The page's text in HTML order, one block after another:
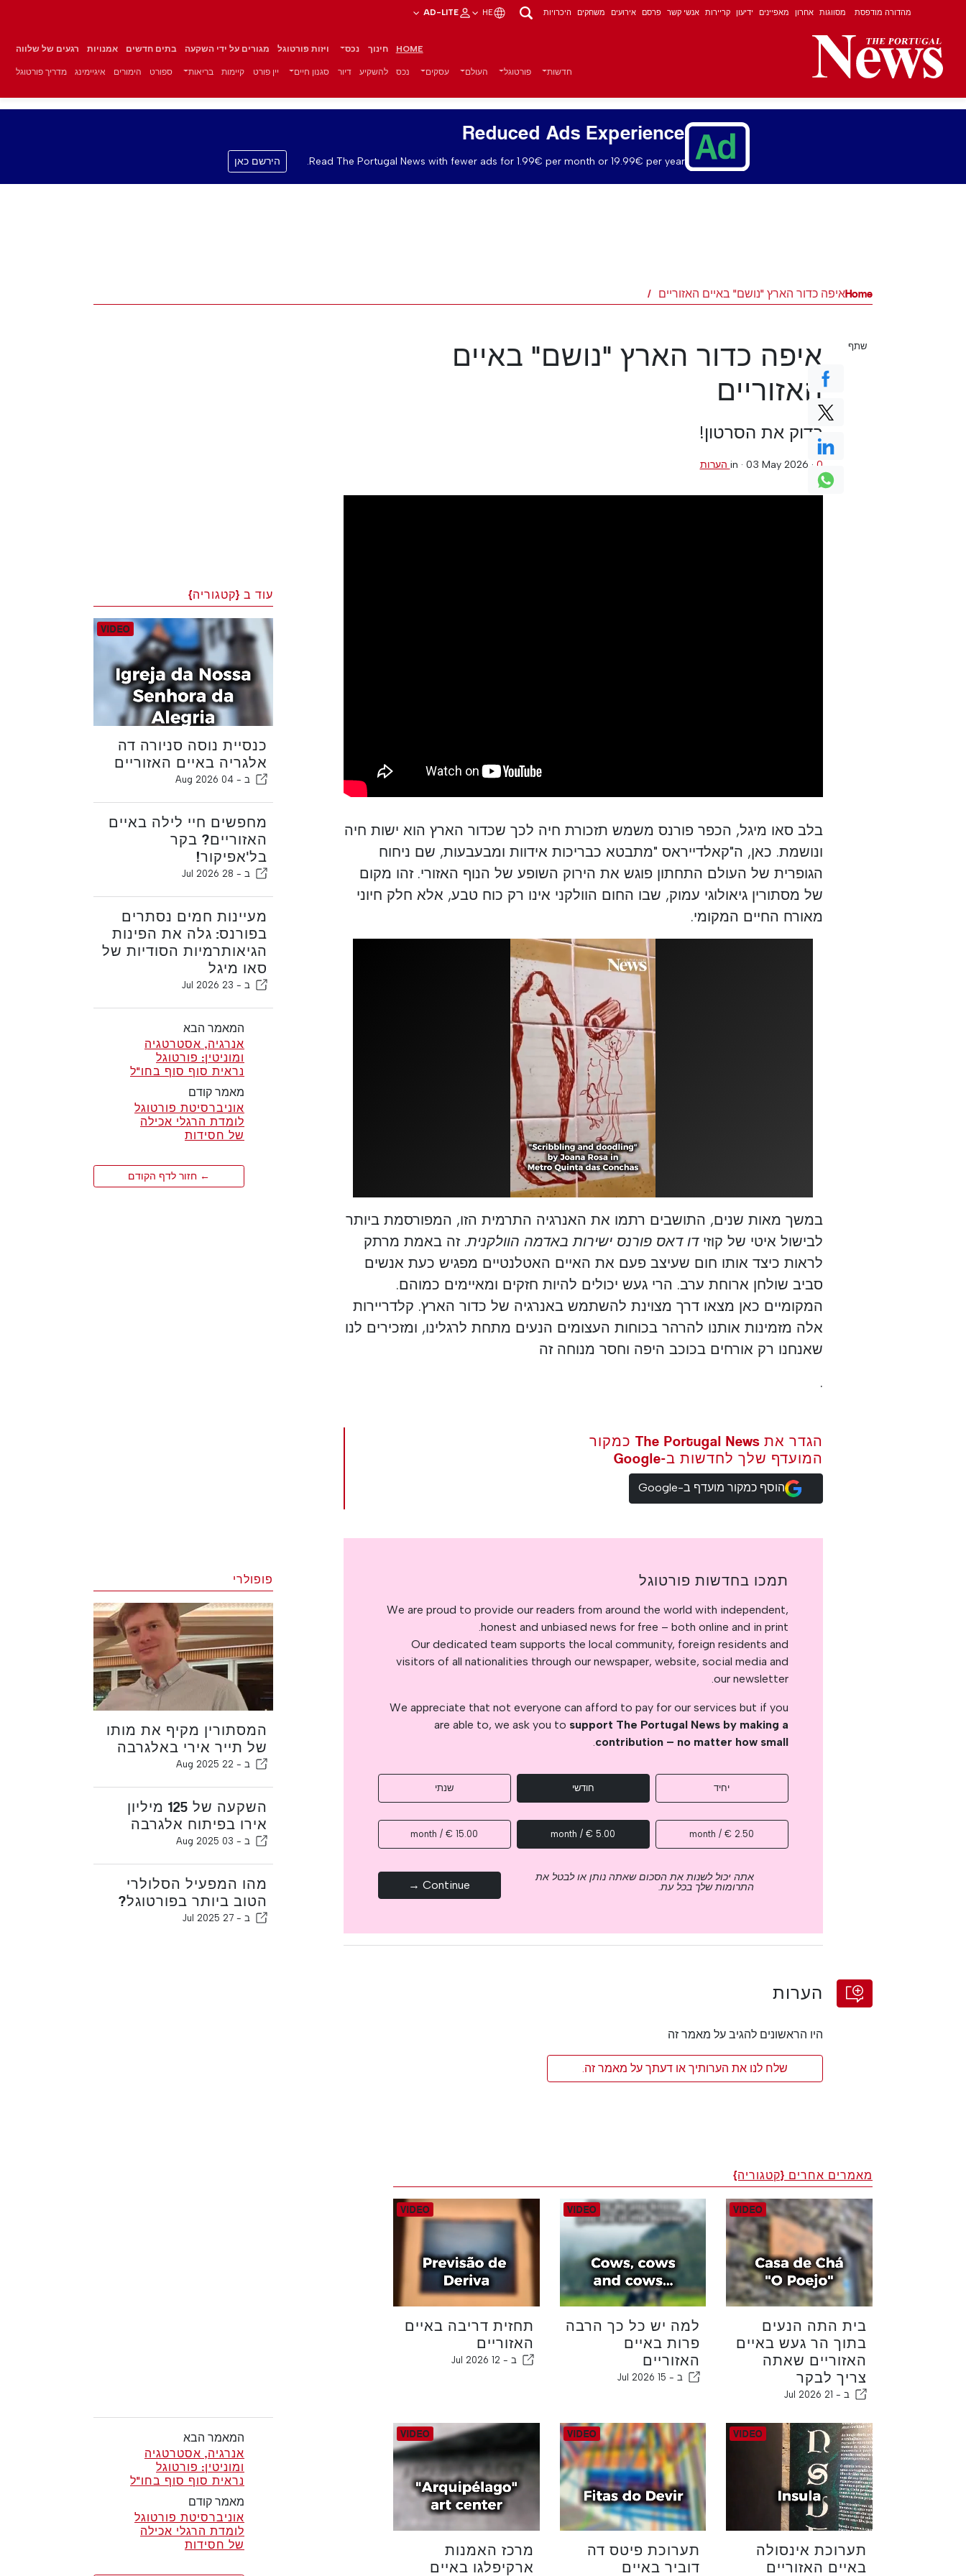
מהדורה מודפסת מסווגות אחרון מאפיינים ידיעון קריירות אנשי קשר פרסם אירועים משחקים היכרויות HE
AD-LITE
HOME חינוך נכס ויזות פורטוגל מגורים על ידי השקעה בתים חדשים אמנויות רגעים של שלווה
חדשות פורטוגל העולם עסקים נכס להשקיע דיור סגנון חיים יין פורט קיימות בריאות ספורט הימורים איגיימינג מדריך פורטוגל
Reduced Ads Experience
Read The Portugal News with fewer ads for 1.99€ per month or 19.99€ per year. הירשם כאן
Homeאיפה כדור הארץ "נושם" באיים האזוריים
איפה כדור הארץ "נושם" באיים
האזוריים
בדוק את הסרטון!
in · 03 May 2026 · 0 הערות
בלב סאו מיגל, הכפר פורנס משמש תזכורת חיה לכך שכדור הארץ הוא ישות חיה
ונושמת. כאן, ה"קאלדייראס "מתבטא כבריכות אידוות ומבעבעות, שם ניחוח
הגופרית של העולם התחתון פוגש את הירוק השופע של הנוף האזורי. זהו מקום
של מסתורין גיאולוגי עמוק, שבו החום הוולקני אינו רק כוח טבע, אלא חלק חיוני
מאורח החיים המקומי.
במשך מאות שנים, התושבים רתמו את האנרגיה התרמית הזו, המפורסמת ביותר
לבישול איטי של קוזידו דאס פורנס ישירות באדמה הוולקנית. זה באמת מרתק
לראות כיצד אותו חום שעיצב פעם את האיים האטלנטיים מפגיש כעת אנשים
סביב שולחן ארוחת ערב. הרי געש יכולים להיות חזקים ומאיימים כמוהם.
המקומיים כאן מצאו דרך מצוינת להשתמש באנרגיה של כדור הארץ. קלדריירות
אלה מזמינות אותנו להרהר בכוחות העצומים הנעים מתחת לרגלינו, ומזכירים לנו
שאנחנו רק אורחים בכוכב היפה וחסר מנוחה זה
.
הגדר את The Portugal News כמקור
המועדף שלך לחדשות ב-Google
הוסף כמקור מועדף ב-Google
שתף
עוד ב {קטגוריה}
כנסיית נוסה סניורה דה
אלגריה באיים האזוריים
ב - 04 Aug 2026
מחפשים חיי לילה באיים
האזוריים? בקר
בל'אפיקור!
ב - 28 Jul 2026
מעיינות חמים נסתרים
בפורנס: גלה את הפינות
הגיאותרמיות הסודיות של
סאו מיגל
ב - 23 Jul 2026
המאמר הבא
אנרגיה, אסטרטגיה
ומוניטין: פורטוגל
נראית סוף סוף בחו"ל
מאמר קודם
אוניברסיטת פורטוגל
לומדת הרגלי אכילה
של חסידות
← חזור לדף הקודם
תמכו בחדשות פורטוגל
We are proud to provide our readers from around the world with independent,
honest and unbiased news for free – both online and in print.
Our dedicated team supports the local community, foreign residents and
visitors of all nationalities through our newspaper, website, social media and
our newsletter.
We appreciate that not everyone can afford to pay for our services but if you
are able to, we ask you to support The Portugal News by making a
contribution – no matter how small
.
יחיד חודשי שנתי
2.50 € / month
5.00 € / month
15.00 € / month
אתה יכול לשנות את הסכום שאתה נותן או לבטל את
התרומות שלך בכל עת. Continue →
הערות
היו הראשונים להגיב על מאמר זה
שלח לנו את הערותיך או דעתך על מאמר זה.
פופולרי
המסתורין מקיף את מותו
של תייר אירי באלגרבה
ב - 22 Aug 2025
השקעה של 125 מיליון
אירו בפיתוח אלגרבה
ב - 03 Aug 2025
מהו המפעיל הסלולרי
הטוב ביותר בפורטוגל?
ב - 27 Jul 2025
מאמרים אחרים {קטגוריה}
בית התה הנעים
בתוך הר געש באיים
האזוריים שאתה
צריך לבקר
ב - 21 Jul 2026
למה יש כל כך הרבה
פרות באיים
האזוריים
ב - 15 Jul 2026
תחזית דריבה באיים
האזוריים
ב -12 Jul 2026
תערוכת אינסולה
באיים האזוריים
תערוכת פיטס דה
דוביר באיים
מרכז האמנות
ארקיפלגו באיים
המאמר הבא
אנרגיה, אסטרטגיה
ומוניטין: פורטוגל
נראית סוף סוף בחו"ל
מאמר קודם
אוניברסיטת פורטוגל
לומדת הרגלי אכילה
של חסידות